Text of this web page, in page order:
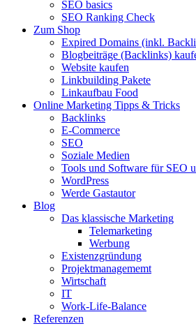
SEO basics
SEO Ranking Check
Zum Shop
Expired Domains (inkl.
Blogbeiträge (Backlinks)
Website kaufen
Linkbuilding Pakete
Linkaufbau Food
Online Marketing Tipps & Tricks
Backlinks
E-Commerce
SEO
Soziale Medien
Tools und Software für SEO
WordPress
Werde Gastautor
Blog
Das klassische Marketing
Telemarketing
Werbung
Existenzgründung
Projektmanagememt
Wirtschaft
IT
Work-Life-Balance
Referenzen